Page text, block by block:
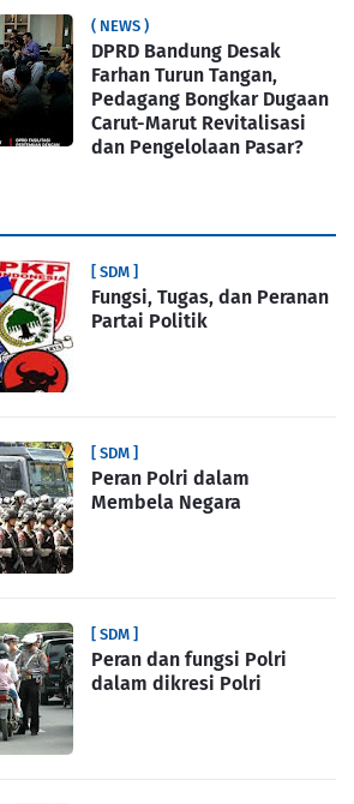
( NEWS )
DPRD Bandung Desak
Farhan Turun Tangan,
Pedagang Bongkar Dugaan
Carut-Marut Revitalisasi
dan Pengelolaan Pasar?
[ SDM ]
Fungsi, Tugas, dan Peranan
Partai Politik
[ SDM ]
Peran Polri dalam
Membela Negara
[ SDM ]
Peran dan fungsi Polri
dalam dikresi Polri